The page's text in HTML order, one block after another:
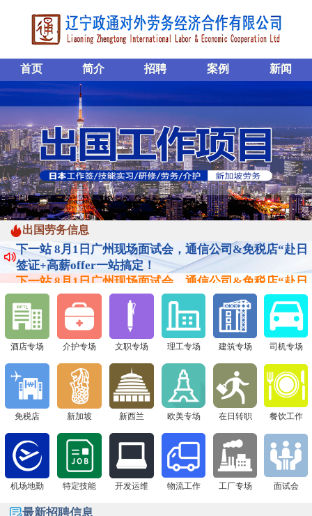
首页 简介 招聘 案例 新闻
出国劳务信息
下一站 8月1日广州现场面试会，通信公司&免税店“赴日
签证+高薪offer一站搞定！
下一站 8月1日广州现场面试会，通信公司&免税店“赴日
签证+高薪offer一站搞定！
下一站 8月1日广州现场面试会，通信公司&免税店“赴日
签证+高薪offer一站搞定！
下一站 8月1日广州现场面试会，通信公司&免税店“赴日
签证+高薪offer一站搞定！
酒店专场 介护专场 文职专场 理工专场 建筑专场 司机专场
免税店 新加坡 新西兰 欧美专场 在日转职 餐饮工作
机场地勤 特定技能 开发运维 物流工作 工厂专场 面试会
最新招聘信息